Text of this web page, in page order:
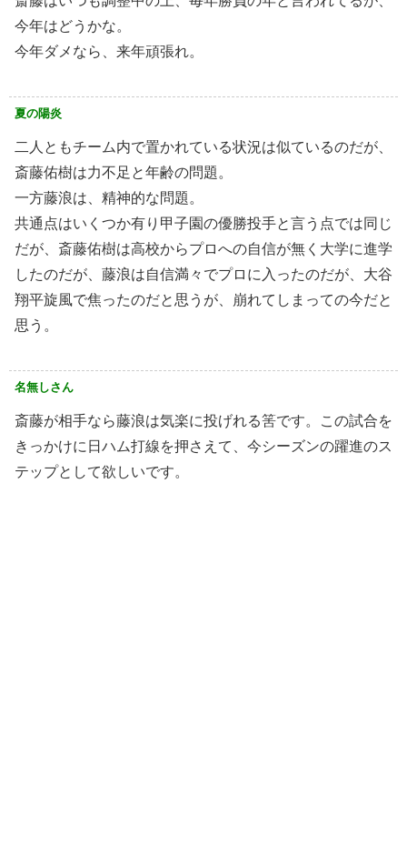
今年はどうかな。
今年ダメなら、来年頑張れ。
夏の陽炎
二人ともチーム内で置かれている状況は似ているのだが、
斎藤佑樹は力不足と年齢の問題。
一方藤浪は、精神的な問題。
共通点はいくつか有り甲子園の優勝投手と言う点では同じ
だが、斎藤佑樹は高校からプロへの自信が無く大学に進学
したのだが、藤浪は自信満々でプロに入ったのだが、大谷
翔平旋風で焦ったのだと思うが、崩れてしまっての今だと
思う。
名無しさん
斎藤が相手なら藤浪は気楽に投げれる筈です。この試合を
きっかけに日ハム打線を押さえて、今シーズンの躍進のス
テップとして欲しいです。